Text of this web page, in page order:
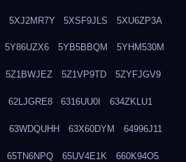
5XJ2MR7Y 5XSF9JLS 5XU6ZP3A
5Y86UZX6 5YB5BBQM 5YHM530M
5Z1BWJEZ 5Z1VP9TD 5ZYFJGV9
62LJGRE8 6316UU0I 634ZKLU1
63WDQUHH 63X60DYM 64996J11
65TN6NPQ 65UV4E1K 660K94O5